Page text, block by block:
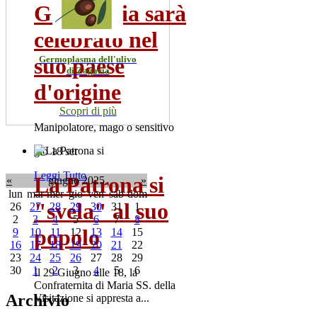
Gigi Scalia sarà
celebrato nel
suo paese
d'origine
Manipolatore, mago o sensitivo
gio 18 set
Leggi Tutto
La Patrona si
"svela" al suo
popolo
Il 29 Giugno alle 18, la
Confraternita di Maria SS. della
Visitazione si appresta a...
Germoplasma dell'ulivo
di Zagaria
Scopri di più
« giugno 2025
»
lun mar mer gio ven sab dom
26
27 28 29 30 31
1
2
3 4 5 6 7
8
9
10 11 12 13 14
15
16
17 18 19 20 21
22
23
24 25 26 27 28
29
30
1 2 3 4 5 6
Archivio